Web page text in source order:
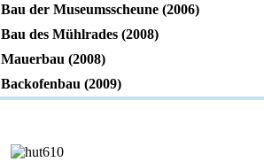
Bau der Museumsscheune (2006)
Bau des Mühlrades (2008)
Mauerbau (2008)
Backofenbau (2009)